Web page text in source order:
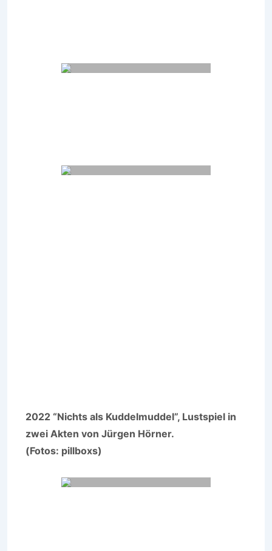
2022 “Nichts als Kuddelmuddel”, Lustspiel in
zwei Akten von Jürgen Hörner.
(Fotos: pillboxs)